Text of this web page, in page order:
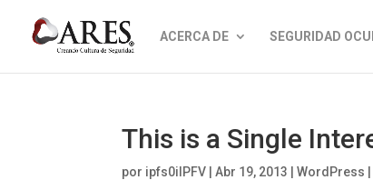
ACERCA DE SEGURIDAD
This is a Single
por ipfs0iIPFV |Abr 19, 2013 |WordPress